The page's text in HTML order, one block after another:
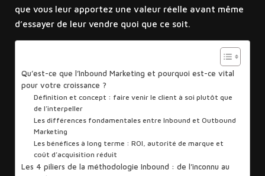
que vous leur apportez une valeur réelle avant même
d’essayer de leur vendre quoi que ce soit.
Qu’est-ce que l’Inbound Marketing et pourquoi est-ce vital
pour votre croissance ?
Définition et concept : faire venir le client à soi plutôt que
de l’interpeller
Les différences fondamentales entre Inbound et Outbound
Marketing
Les bénéfices à long terme : ROI, autorité de marque et
coût d’acquisition réduit
Les 4 piliers de la méthodologie Inbound : de l’inconnu au